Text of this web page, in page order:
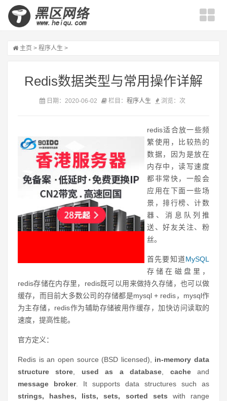
主页 > 程序人生 >
Redis数据类型与常用操作详解
日期：2020-06-02 栏目： 程序人生 浏览： 次
redis适合放一些频
繁使用，比较热的
数据，因为是放在
内存中，读写速度
都非常快，一般会
应用在下面一些场
景，排行榜、计数
器、消息队列推
送、好友关注、粉
丝。
首先要知道MySQL
存储在磁盘里，
redis存储在内存里，redis既可以用来做持久存储，也可以做
缓存，而目前大多数公司的存储都是mysql + redis，mysql作
为主存储，redis作为辅助存储被用作缓存，加快访问读取的
速度，提高性能。
官方定义：
Redis is an open source (BSD licensed), in-memory data
structure store
used as a database cacheand
message broker. It supports data structures such as
strings, hashes, lists, sets, sorted sets with range